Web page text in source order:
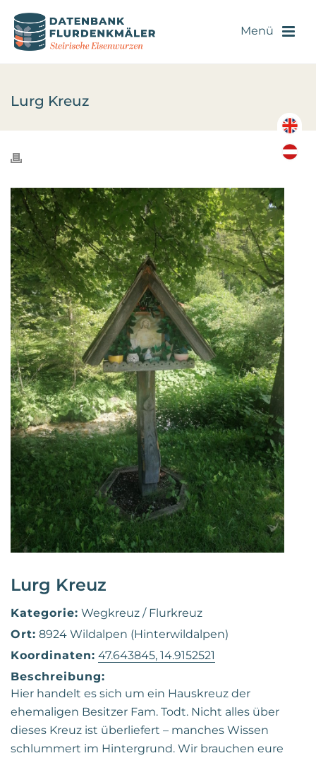
Lurg Kreuz
Lurg Kreuz
Kategorie: Wegkreuz / Flurkreuz
Ort: 8924 Wildalpen (Hinterwildalpen)
Koordinaten: 47.643845, 14.9152521
Beschreibung:
Hier handelt es sich um ein Hauskreuz der
ehemaligen Besitzer Fam. Todt. Nicht alles über
dieses Kreuz ist überliefert – manches Wissen
schlummert im Hintergrund. Wir brauchen eure